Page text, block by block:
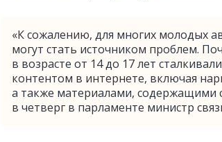
«К сожалению, для многих молодых
могут стать источником проблем.
в возрасте от 14 до 17 лет
контентом в интернете, включая
а также материалами, содержащими
в четверг в парламенте министр